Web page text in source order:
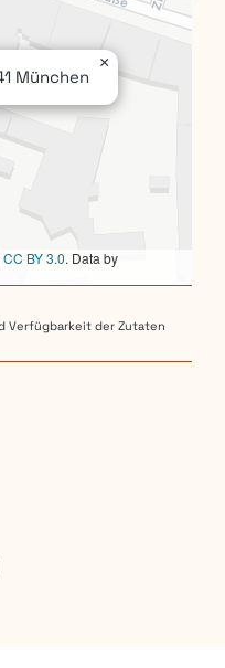
München
×
CC BY 3.0. Data by
Verfügbarkeit der Zutaten